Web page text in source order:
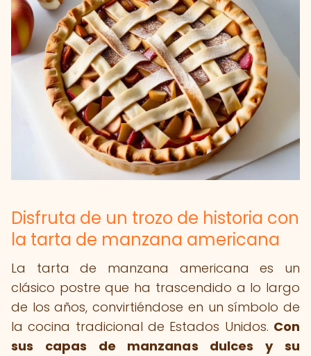
Disfruta de un trozo de historia con
la tarta de manzana americana
La tarta de manzana americana es un
clásico postre que ha trascendido a lo largo
de los años, convirtiéndose en un símbolo de
la cocina tradicional de Estados Unidos. Con
sus capas de manzanas dulces y su